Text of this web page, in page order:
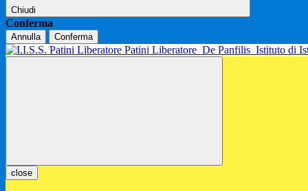
Chiudi
Conferma
Annulla Conferma
Patini Liberatore De Panfilis Istituto di
close